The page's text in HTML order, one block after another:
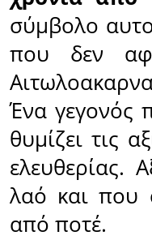
σύμβολο
που δεν
Ένα γεγονός
θυμίζει τις
ελευθερίας.
λαό και που
από ποτέ.